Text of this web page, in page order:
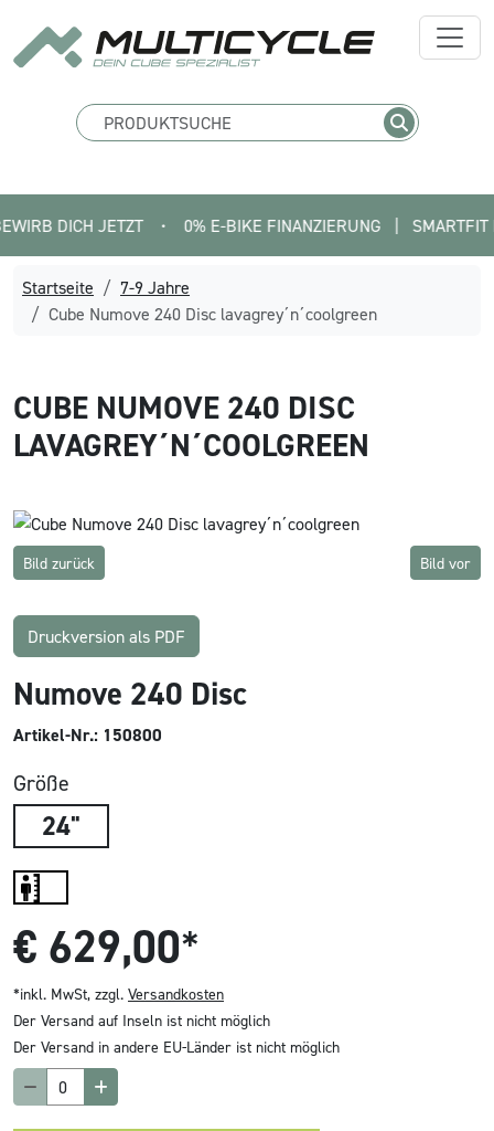
JETZT • 0% E-BIKE FINANZIERUNG   |   SMARTFIT FINDE
Startseite
7-9 Jahre
Cube Numove 240 Disc lavagrey´n´coolgreen
CUBE NUMOVE 240 DISC
LAVAGREY´N´COOLGREEN
Bild zurück Bild vor
Druckversion als PDF
Numove 240 Disc
Artikel-Nr.: 150800
Größe
24"
€ 629,00*
*inkl. MwSt, zzgl. Versandkosten
Der Versand auf Inseln ist nicht möglich
Der Versand in andere EU-Länder ist nicht möglich